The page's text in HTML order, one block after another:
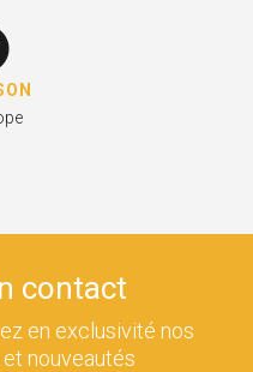
contact
en exclusivité nos
nouveautés